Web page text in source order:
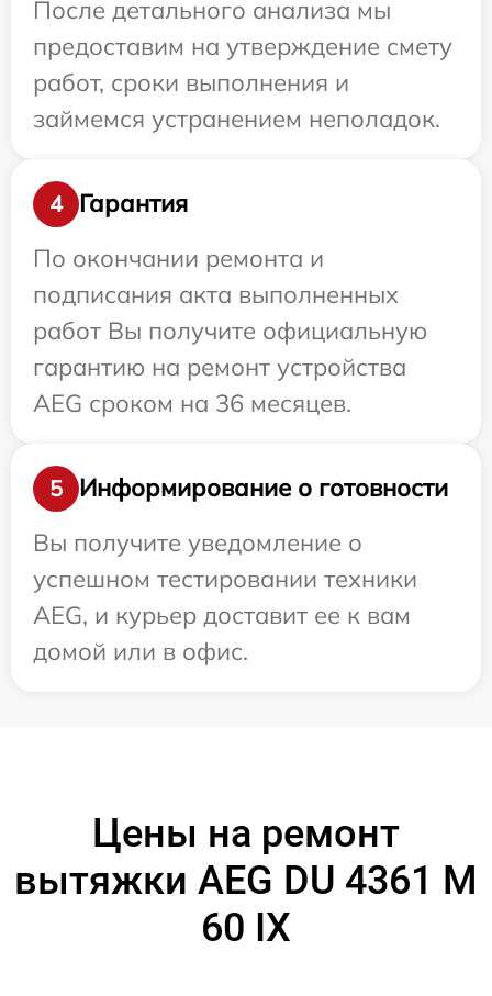
После детального анализа мы
предоставим на утверждение смету
работ, сроки выполнения и
займемся устранением неполадок.
4
Гарантия
По окончании ремонта и
подписания акта выполненных
работ Вы получите официальную
гарантию на ремонт устройства
AEG сроком на 36 месяцев.
5
Информирование о готовности
Вы получите уведомление о
успешном тестировании техники
AEG, и курьер доставит ее к вам
домой или в офис.
Цены на ремонт
вытяжки AEG DU 4361 M
60 IX